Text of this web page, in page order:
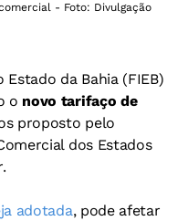
- Foto: Divulgação
da Bahia (FIEB)
o novo tarifaço de
proposto pelo
dos Estados
adotada, pode afetar